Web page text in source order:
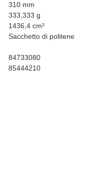
310 mm
333,333 g
1436,4 cm³
Sacchetto di politene
84733080
85444210